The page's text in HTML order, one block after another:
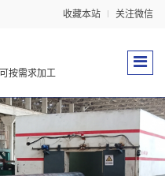
收藏本站 关注微信
可按需求加工